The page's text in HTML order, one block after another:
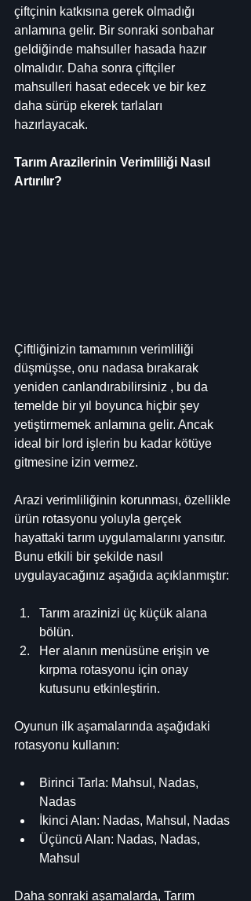
çiftçinin katkısına gerek olmadığı
anlamına gelir. Bir sonraki sonbahar
geldiğinde mahsuller hasada hazır
olmalıdır. Daha sonra çiftçiler
mahsulleri hasat edecek ve bir kez
daha sürüp ekerek tarlaları
hazırlayacak.
Tarım Arazilerinin Verimliliği Nasıl
Artırılır?
Çiftliğinizin tamamının verimliliği
düşmüşse, onu nadasa bırakarak
yeniden canlandırabilirsiniz , bu da
temelde bir yıl boyunca hiçbir şey
yetiştirmemek anlamına gelir. Ancak
ideal bir lord işlerin bu kadar kötüye
gitmesine izin vermez.
Arazi verimliliğinin korunması, özellikle
ürün rotasyonu yoluyla gerçek
hayattaki tarım uygulamalarını yansıtır.
Bunu etkili bir şekilde nasıl
uygulayacağınız aşağıda açıklanmıştır:
Tarım arazinizi üç küçük alana
bölün.
Her alanın menüsüne erişin ve
kırpma rotasyonu için onay
kutusunu etkinleştirin.
Oyunun ilk aşamalarında aşağıdaki
rotasyonu kullanın:
Birinci Tarla: Mahsul, Nadas,
Nadas
İkinci Alan: Nadas, Mahsul, Nadas
Üçüncü Alan: Nadas, Nadas,
Mahsul
Daha sonraki aşamalarda, Tarım